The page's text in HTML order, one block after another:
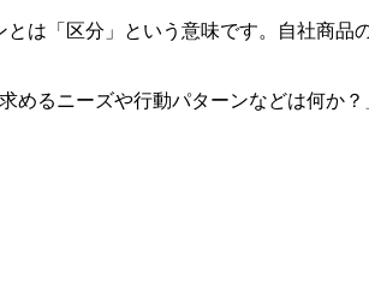
は「区分」という意味です。自社商品
るニーズや行動パターンなどは何か